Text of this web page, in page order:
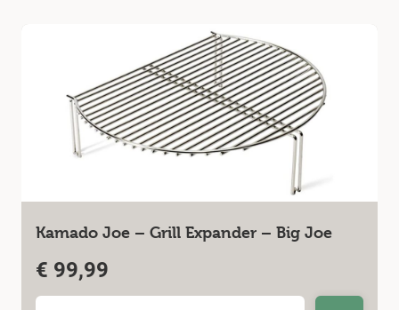
Kamado Joe – Grill Expander – Big Joe
€ 99,99